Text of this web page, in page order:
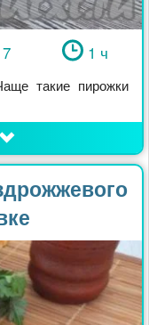
7 1 ч
такие пирожки